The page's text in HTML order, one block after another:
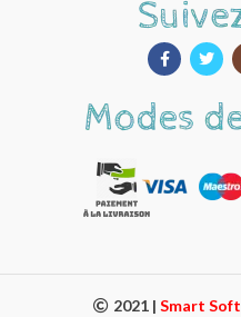
2021 | Smart Soft